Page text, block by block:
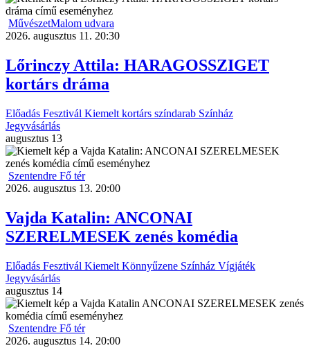
MűvészetMalom udvara
2026. augusztus 11. 20:30
Lőrinczy Attila: HARAGOSSZIGET
kortárs dráma
Előadás Fesztivál Kiemelt kortárs színdarab Színház
Jegyvásárlás
augusztus 13
Szentendre Fő tér
2026. augusztus 13. 20:00
Vajda Katalin: ANCONAI
SZERELMESEK zenés komédia
Előadás Fesztivál Kiemelt Könnyűzene Színház Vígjáték
Jegyvásárlás
augusztus 14
Szentendre Fő tér
2026. augusztus 14. 20:00